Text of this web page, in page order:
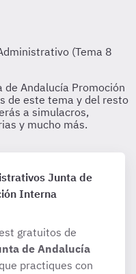
Junta de
Interna
gratuitos de
de Andalucía
practiques con